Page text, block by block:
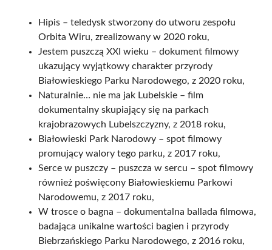
Hipis – teledysk stworzony do utworu zespołu
Orbita Wiru, zrealizowany w 2020 roku,
Jestem puszczą XXI wieku – dokument filmowy
ukazujący wyjątkowy charakter przyrody
Białowieskiego Parku Narodowego, z 2020 roku,
Naturalnie… nie ma jak Lubelskie – film
dokumentalny skupiający się na parkach
krajobrazowych Lubelszczyzny, z 2018 roku,
Białowieski Park Narodowy – spot filmowy
promujący walory tego parku, z 2017 roku,
Serce w puszczy – puszcza w sercu – spot filmowy
również poświęcony Białowieskiemu Parkowi
Narodowemu, z 2017 roku,
W trosce o bagna – dokumentalna ballada filmowa,
badająca unikalne wartości bagien i przyrody
Biebrzańskiego Parku Narodowego, z 2016 roku,